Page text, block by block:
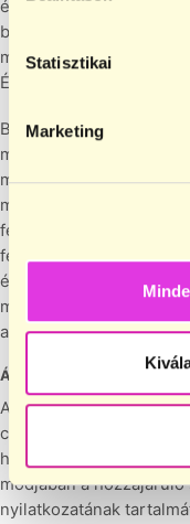
Statisztikai
Marketing
érintett természetes
beszerezte. Az Érintett
megosztott
Érintettet terheli.
Bármely Érintett e-mail
megadott adatainak (pl.
megadásakor egyben
megadott e-mail címről
felhasználásával
felelősségvállalásra
és/vagy adatokkal
mindennemű
az e-mail címet
Általános információk
A 16. életévét be nem
csak a felette szülői
hozzájárulása esetén
módjában a
nyilatkozatának